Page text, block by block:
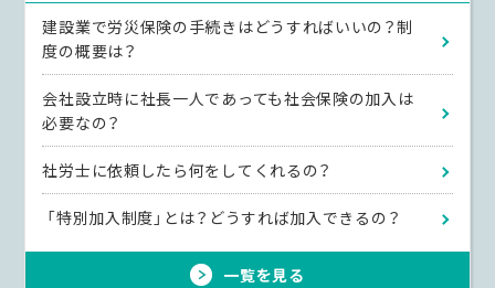
建設業で労災保険の手続きはどうすればいいの？制
度の概要は？
会社設立時に社長一人であっても社会保険の加入は
必要なの？
社労士に依頼したら何をしてくれるの？
「特別加入制度」とは？どうすれば加入できるの？
一覧を見る